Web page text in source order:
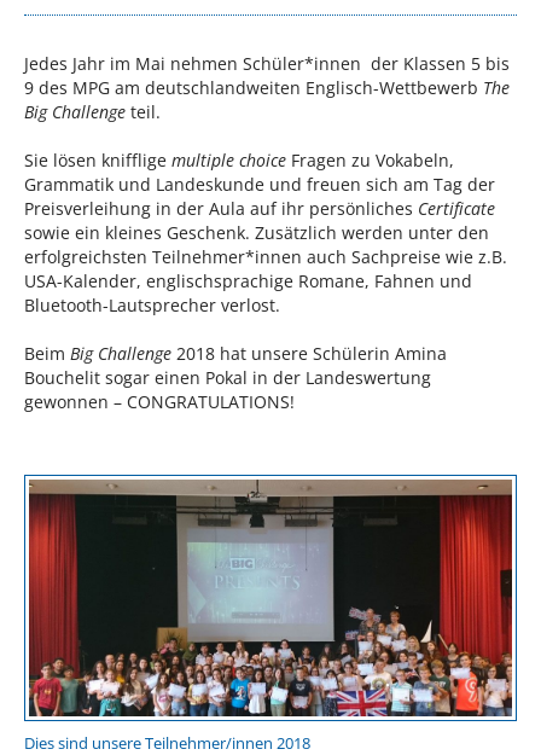
Jedes Jahr im Mai nehmen Schüler*innen der Klassen 5 bis
9 des MPG am deutschlandweiten Englisch-Wettbewerb The
Big Challenge teil.
Sie lösen knifflige multiple choice Fragen zu Vokabeln,
Grammatik und Landeskunde und freuen sich am Tag der
Preisverleihung in der Aula auf ihr persönliches Certificate
sowie ein kleines Geschenk. Zusätzlich werden unter den
erfolgreichsten Teilnehmer*innen auch Sachpreise wie z.B.
USA-Kalender, englischsprachige Romane, Fahnen und
Bluetooth-Lautsprecher verlost.
Beim Big Challenge 2018 hat unsere Schülerin Amina
Bouchelit sogar einen Pokal in der Landeswertung
gewonnen – CONGRATULATIONS!
Dies sind unsere Teilnehmer/innen 2018